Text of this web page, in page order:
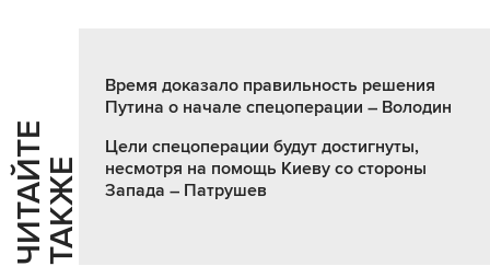
Ч
И
Т
АЙ
Т
Е
Т
А
К
ЖЕ
Время доказало правильность решения
Путина о начале спецоперации – Володин
Цели спецоперации будут достигнуты,
несмотря на помощь Киеву со стороны
Запада – Патрушев